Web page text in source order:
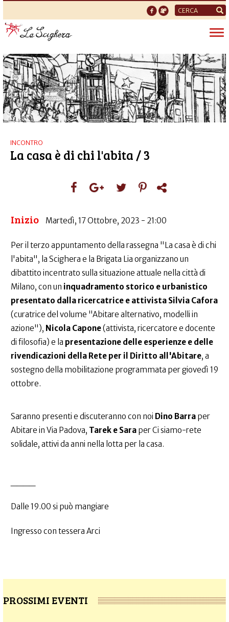
Form
di
ricerca
INCONTRO
La casa è di chi l'abita / 3
Inizio Martedì, 17 Ottobre, 2023 - 21:00
Per il terzo appuntamento della rassegna "La casa è di chi
l'abita", la Scighera e la Brigata Lia organizzano un
dibattito incentrato sulla situazione attuale nella città di
Milano, con un inquadramento storico e urbanistico
presentato dalla ricercatrice e attivista Silvia Cafora
(curatrice del volume "Abitare alternativo, modelli in
azione"), Nicola Capone(attivista, ricercatore e docente
di filosofia) e la presentazione delle esperienze e delle
rivendicazioni della Rete per il Diritto all'Abitare, a
sostegno della mobilitazione programmata per giovedì 19
ottobre.
Saranno presenti e discuteranno con noi Dino Barra per
Abitare in Via Padova, Tarek e Sara per Ci siamo-rete
solidale, attivi da anni nella lotta per la casa.
Dalle 19.00 si può mangiare
Ingresso con tessera Arci
PROSSIMI EVENTI